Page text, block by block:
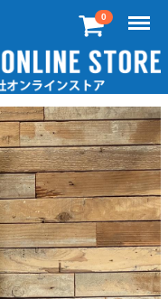
0 Menu